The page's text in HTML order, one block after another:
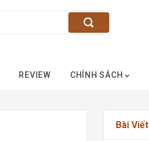
REVIEW CHÍNH SÁCH
Bài